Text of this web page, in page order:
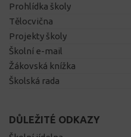
Prohlídka školy
Tělocvična
Projekty školy
Školní e-mail
Žákovská knížka
Školská rada
DŮLEŽITÉ ODKAZY